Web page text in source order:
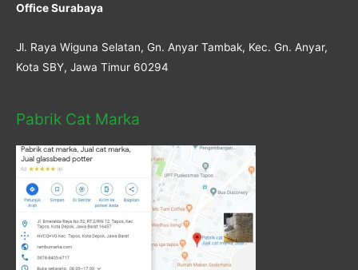
Office Surabaya
Jl. Raya Wiguna Selatan, Gn. Anyar Tambak, Kec. Gn. Anyar,
Kota SBY, Jawa Timur 60294
Pabrik Cat Marka